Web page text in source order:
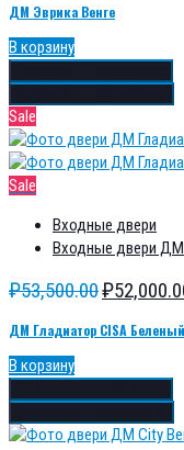
ДМ Эврика Венге
В корзину
Sale
Sale
Входные двери
Входные двери ДМ
₽53,500.00₽
ДМ Гладиатор CISA
В корзину